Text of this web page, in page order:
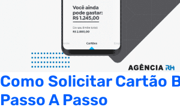
Como Solicitar Cartão
Passo A Passo